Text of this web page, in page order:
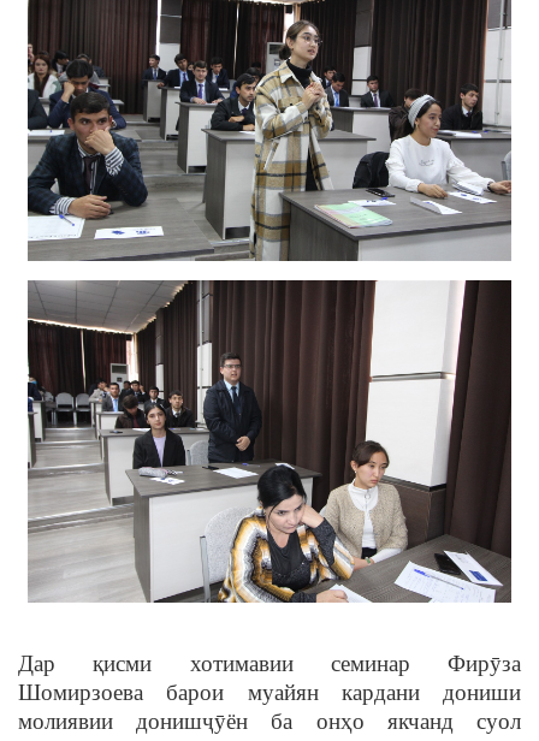
Дар қисми хотимавии семинар Фирӯза
Шомирзоева барои муайян кардани дониши
молиявии донишҷӯён ба онҳо якчанд суол